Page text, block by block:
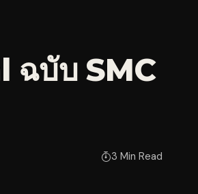
ฉบับ SMC
3 Min Read